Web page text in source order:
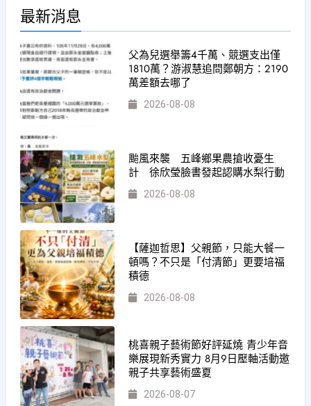
最新消息
父為兒選舉籌4千萬、競選支出僅
1810萬？游淑慧追問鄭朝方：2190
萬差額去哪了
2026-08-08
颱風來襲 五峰鄉果農搶收憂生
計 徐欣瑩臉書發起認購水梨行動
2026-08-08
【薩迦哲思】父親節，只能大餐一
頓嗎？不只是「付清節」更要培福
積德
2026-08-08
桃喜親子藝術節好評延燒 青少年音
樂展現新秀實力 8月9日壓軸活動邀
親子共享藝術盛夏
2026-08-07